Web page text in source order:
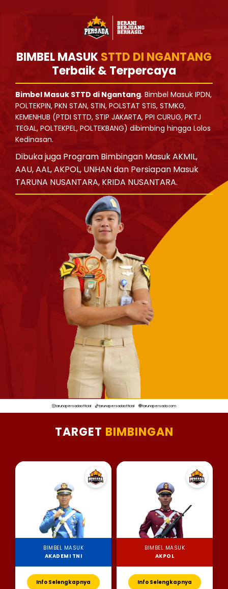
BIMBEL MASUKSTTD DI NGANTANG
Terbaik & Terpercaya
Bimbel Masuk STTD di Ngantang. Bimbel Masuk IPDN,
POLTEKPIN, PKN STAN, STIN, POLSTAT STIS, STMKG,
KEMENHUB (PTDI STTD, STIP JAKARTA, PPI CURUG, PKTJ
TEGAL, POLTEKPEL, POLTEKBANG) dibimbing hingga Lolos
Kedinasan.
Dibuka juga Program Bimbingan Masuk AKMIL,
AAU, AAL, AKPOL, UNHAN dan Persiapan Masuk
TARUNA NUSANTARA, KRIDA NUSANTARA.
tarunapersadaofficial tarunapersadaofficial tarunapersada.com
TARGET BIMBINGAN
BIMBEL MASUK
AKADEMI TNI
Info Selengkapnya
BIMBEL MASUK
AKPOL
Info Selengkapnya